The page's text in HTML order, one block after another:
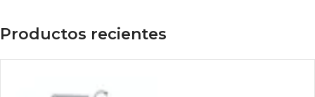
Productos recientes